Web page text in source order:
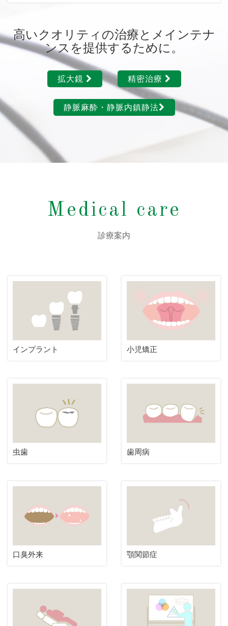
高いクオリティの治療とメインテナ
ンスを提供するために。
拡大鏡 精密治療
静脈麻酔・静脈内鎮静法
Medical care
診療案内
インプラント 小児矯正
虫歯 歯周病
口臭外来 顎関節症